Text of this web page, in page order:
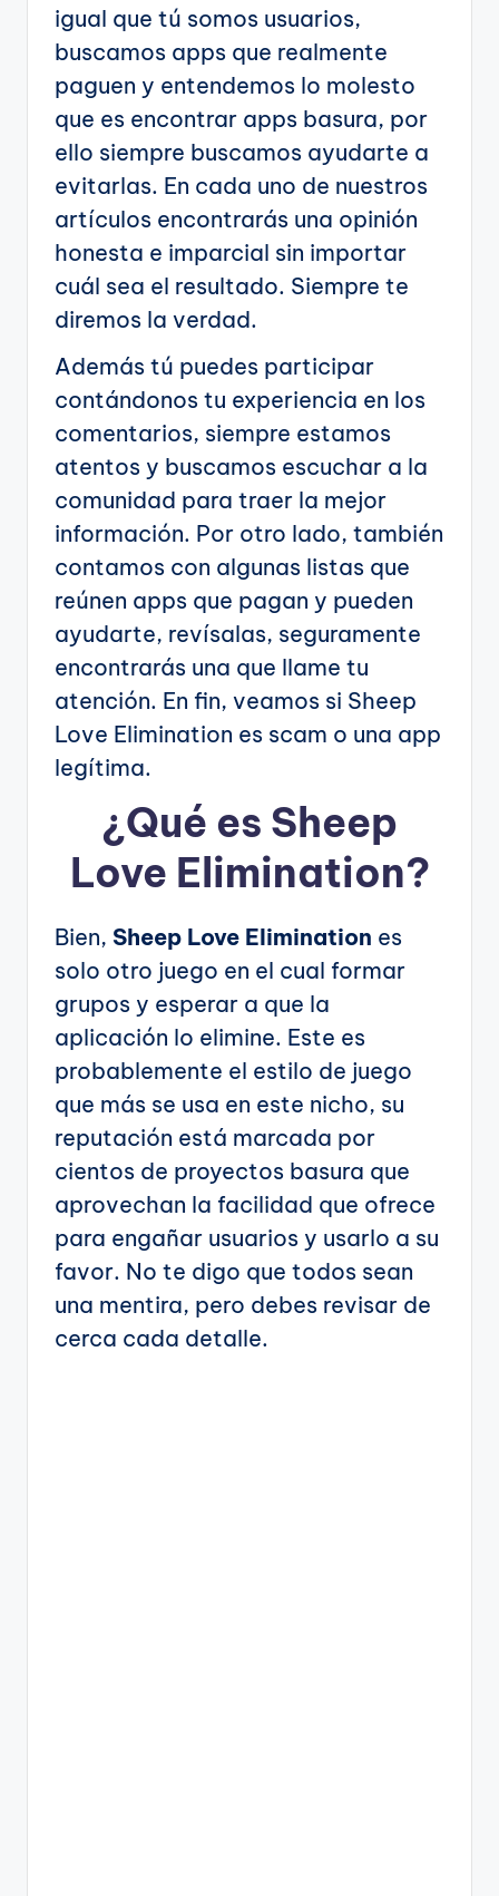
igual que tú somos usuarios,
buscamos apps que realmente
paguen y entendemos lo molesto
que es encontrar apps basura, por
ello siempre buscamos ayudarte a
evitarlas. En cada uno de nuestros
artículos encontrarás una opinión
honesta e imparcial sin importar
cuál sea el resultado. Siempre te
diremos la verdad.
Además tú puedes participar
contándonos tu experiencia en los
comentarios, siempre estamos
atentos y buscamos escuchar a la
comunidad para traer la mejor
información. Por otro lado, también
contamos con algunas listas que
reúnen apps que pagan y pueden
ayudarte, revísalas, seguramente
encontrarás una que llame tu
atención. En fin, veamos si Sheep
Love Elimination es scam o una app
legítima.
¿Qué es Sheep
Love Elimination?
Bien, Sheep Love Elimination es
solo otro juego en el cual formar
grupos y esperar a que la
aplicación lo elimine. Este es
probablemente el estilo de juego
que más se usa en este nicho, su
reputación está marcada por
cientos de proyectos basura que
aprovechan la facilidad que ofrece
para engañar usuarios y usarlo a su
favor. No te digo que todos sean
una mentira, pero debes revisar de
cerca cada detalle.